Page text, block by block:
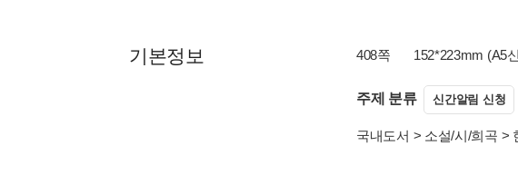
기본정보 408쪽 152*223mm (A5
주제 분류 신간알림 신청
국내도서 > 소설/시/희곡 >